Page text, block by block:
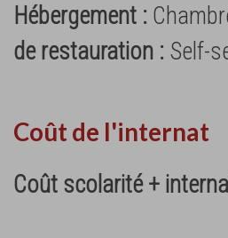
Hébergement :
de restauration : Self-
Coût de l'internat
Coût scolarité +